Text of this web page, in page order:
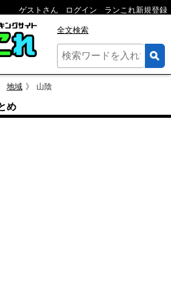
ゲストさん ログイン ランこれ新規登録
全文検索
地域 山陰
め